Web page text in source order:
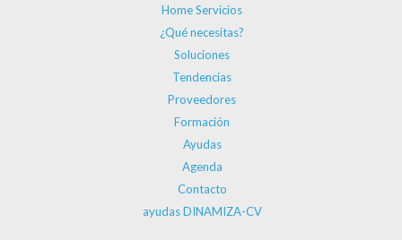
Home Servicios
¿Qué necesitas?
Soluciones
Tendencias
Proveedores
Formación
Ayudas
Agenda
Contacto
ayudas DINAMIZA-CV